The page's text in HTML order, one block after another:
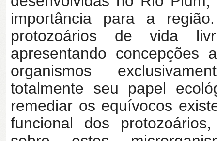
importância para a
protozoários de vida
apresentando concepções
organismos
totalmente seu papel
remediar os equívocos
funcional dos